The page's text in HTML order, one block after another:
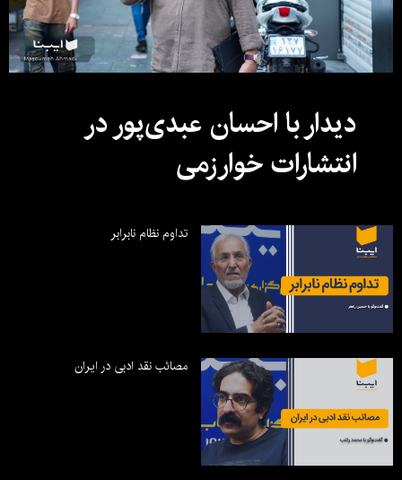
دیدار با احسان عبدی‌پور در
انتشارات خوارزمی
تداوم نظام نابرابر
مصائب نقد ادبی در ایران